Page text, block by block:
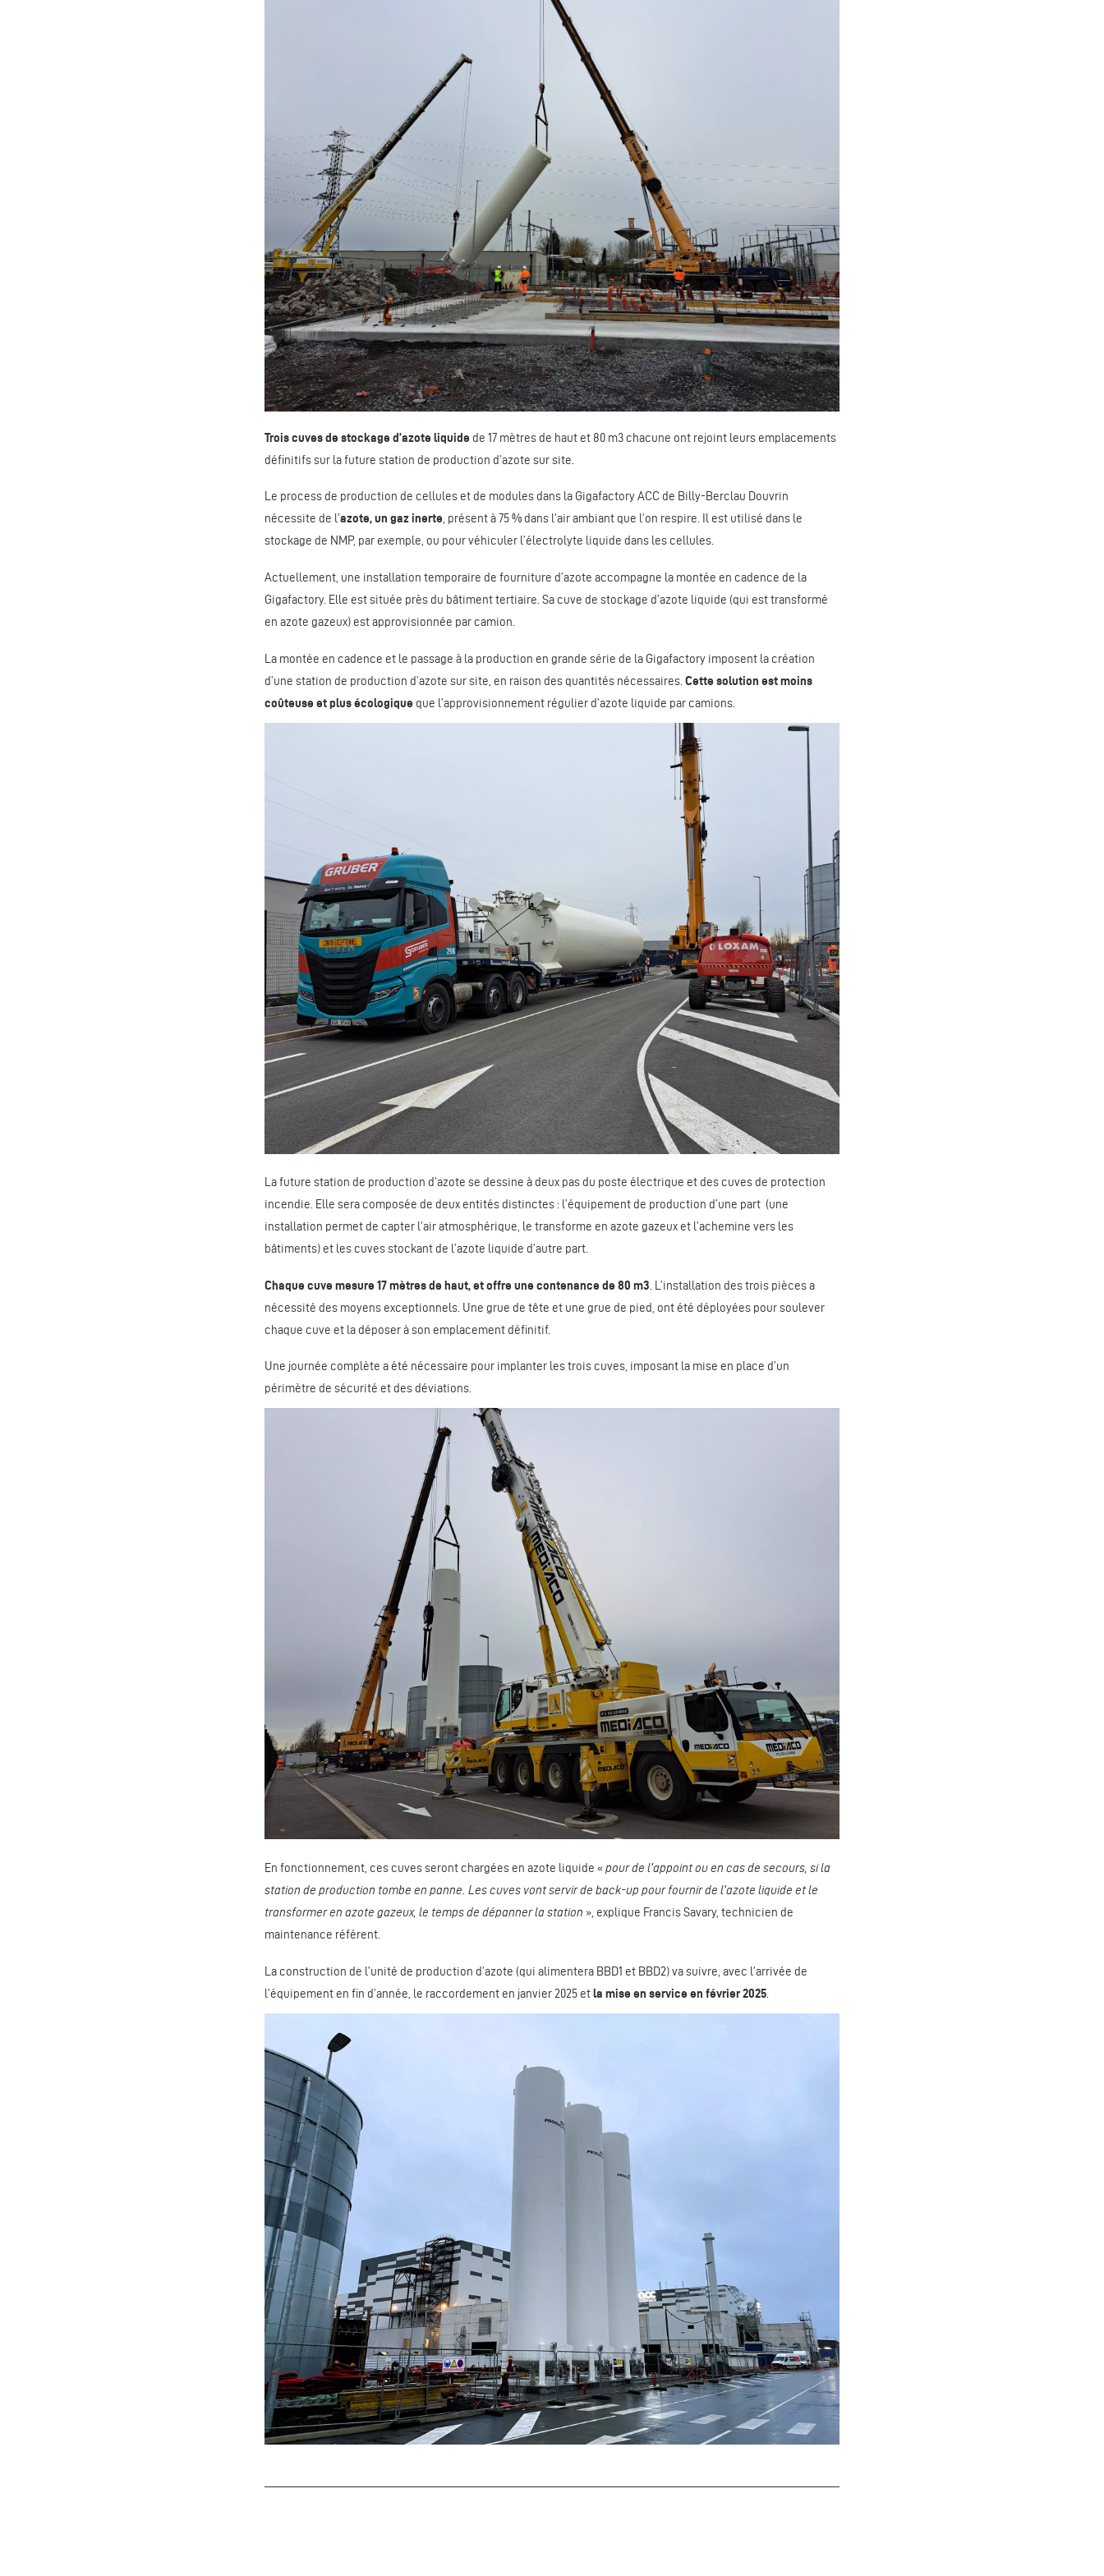
Trois cuves de stockage d’azote liquide de 17 mètres de haut et 80 m3 chacune ont rejoint leurs emplacements
définitifs sur la future station de production d’azote sur site.
Le process de production de cellules et de modules dans la Gigafactory ACC de Billy-Berclau Douvrin
nécessite de l’azote, un gaz inerte, présent à 75 % dans l’air ambiant que l’on respire. Il est utilisé dans le
stockage de NMP, par exemple, ou pour véhiculer l’électrolyte liquide dans les cellules.
Actuellement, une installation temporaire de fourniture d’azote accompagne la montée en cadence de la
Gigafactory. Elle est située près du bâtiment tertiaire. Sa cuve de stockage d’azote liquide (qui est transformé
en azote gazeux) est approvisionnée par camion.
La montée en cadence et le passage à la production en grande série de la Gigafactory imposent la création
d’une station de production d’azote sur site, en raison des quantités nécessaires. Cette solution est moins
coûteuse et plus écologique que l’approvisionnement régulier d’azote liquide par camions.
La future station de production d’azote se dessine à deux pas du poste électrique et des cuves de protection
incendie. Elle sera composée de deux entités distinctes : l’équipement de production d’une part (une
installation permet de capter l’air atmosphérique, le transforme en azote gazeux et l’achemine vers les
bâtiments) et les cuves stockant de l’azote liquide d’autre part.
Chaque cuve mesure 17 mètres de haut, et offre une contenance de 80 m3 . L’installation des trois pièces a
nécessité des moyens exceptionnels. Une grue de tête et une grue de pied, ont été déployées pour soulever
chaque cuve et la déposer à son emplacement définitif.
Une journée complète a été nécessaire pour implanter les trois cuves, imposant la mise en place d’un
périmètre de sécurité et des déviations.
En fonctionnement, ces cuves seront chargées en azote liquide « pour de l’appoint ou en cas de secours, si la
station de production tombe en panne. Les cuves vont servir de back-up pour fournir de l’azote liquide et le
transformer en azote gazeux, le temps de dépanner la station », explique Francis Savary, technicien de
maintenance référent.
La construction de l’unité de production d’azote (qui alimentera BBD1 et BBD2) va suivre, avec l’arrivée de
l’équipement en fin d’année, le raccordement en janvier 2025 etla mise en service en février 2025